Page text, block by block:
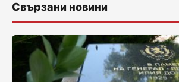
Свързани новини